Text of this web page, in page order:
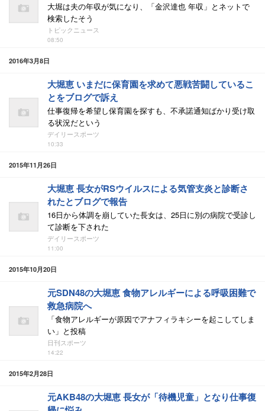
大堀は夫の年収が気になり、「金沢達也 年収」とネットで
検索したそう
トピックニュース
08:50
2016年3月8日
大堀恵 いまだに保育園を求めて悪戦苦闘しているこ
とをブログで訴え
仕事復帰を希望し保育園を探すも、不承諾通知ばかり受け取
る状況だという
デイリースポーツ
10:33
2015年11月26日
大堀恵 長女がRSウイルスによる気管支炎と診断さ
れたとブログで報告
16日から体調を崩していた長女は、25日に別の病院で受診し
て診断を下された
デイリースポーツ
11:00
2015年10月20日
元SDN48の大堀恵 食物アレルギーによる呼吸困難で
救急病院へ
「食物アレルギーが原因でアナフィラキシーを起こしてしま
い」と投稿
日刊スポーツ
14:22
2015年2月28日
元AKB48の大堀恵 長女が「待機児童」となり仕事復